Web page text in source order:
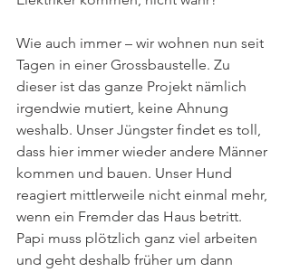
Wie auch immer – wir wohnen nun seit
Tagen in einer Grossbaustelle. Zu
dieser ist das ganze Projekt nämlich
irgendwie mutiert, keine Ahnung
weshalb. Unser Jüngster findet es toll,
dass hier immer wieder andere Männer
kommen und bauen. Unser Hund
reagiert mittlerweile nicht einmal mehr,
wenn ein Fremder das Haus betritt.
Papi muss plötzlich ganz viel arbeiten
und geht deshalb früher um dann